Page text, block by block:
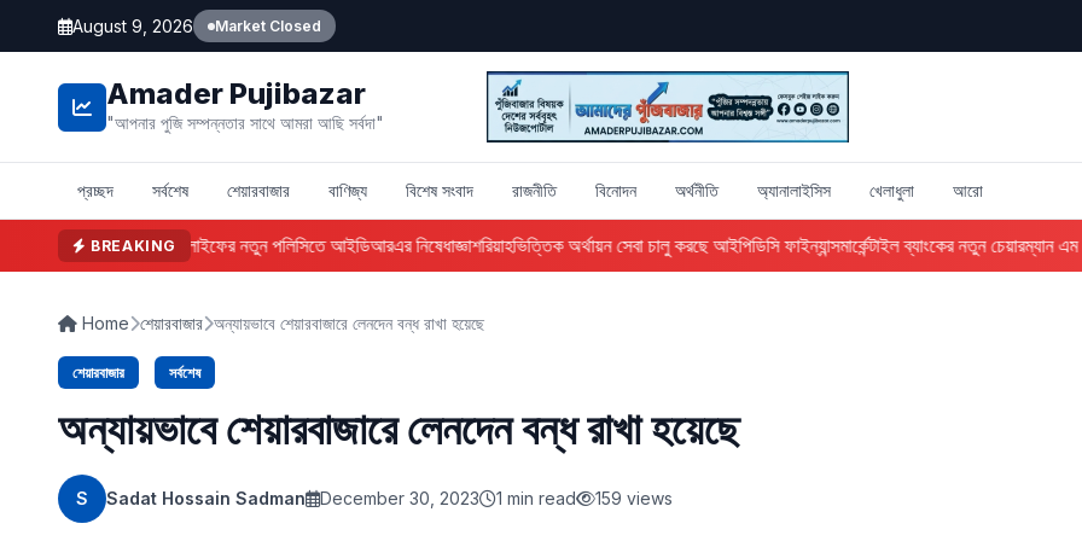
August 9, 2026 Market Closed
Amader Pujibazar
"আপনার পুজি সম্পন্নতার সাথে আমরা আছি সর্বদা"
প্রচ্ছদ সর্বশেষ শেয়ারবাজার বাণিজ্য বিশেষ সংবাদ রাজনীতি বিনোদন অর্থনীতি অ্যানালাইসিস খেলাধুলা আরো
BREAKING
ফারইস্ট ইসলামী লাইফের নতুন পলিসিতে আইডিআরএর নিষেধাজ্ঞাশরিয়াহভিত্তিক অর্থায়ন সেবা চালু করছে আইপিডিসি ফাইন্যান্সমার্কেন্টাইল ব্যাংকের নতুন চেয়ারম্যান এম এ
Home শেয়ারবাজার অন্যায়ভাবে শেয়ারবাজারে লেনদেন বন্ধ রাখা হয়েছে
শেয়ারবাজার সর্বশেষ
অন্যায়ভাবে শেয়ারবাজারে লেনদেন বন্ধ রাখা হয়েছে
S Sadat Hossain Sadman December 30, 2023 1 min read 159 views